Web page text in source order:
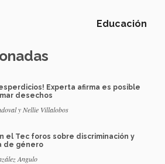
Educación
Experta afirma es posible
desechos
y Nellie Villalobos
el Tec foros sobre discriminación y
de género
Angulo